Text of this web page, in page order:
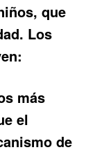
que
Los
más
el
de